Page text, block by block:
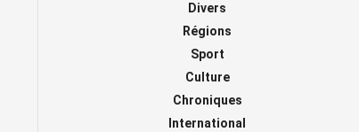
Divers
Régions
Sport
Culture
Chroniques
International